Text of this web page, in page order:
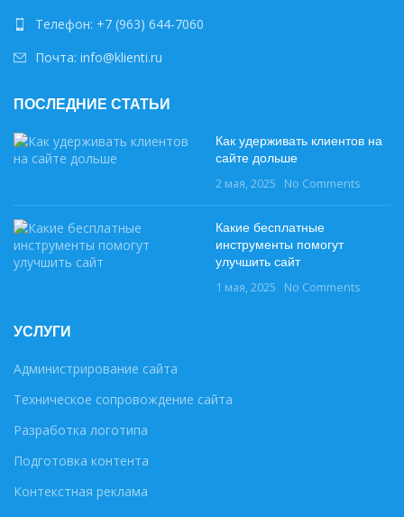
Телефон: +7 (963) 644-7060
Почта: info@klienti.ru
ПОСЛЕДНИЕ СТАТЬИ
Как удерживать клиентов на
сайте дольше
2 мая, 2025 No Comments
Какие бесплатные
инструменты помогут
улучшить сайт
1 мая, 2025 No Comments
УСЛУГИ
Администрирование сайта
Техническое сопровождение сайта
Разработка логотипа
Подготовка контента
Контекстная реклама